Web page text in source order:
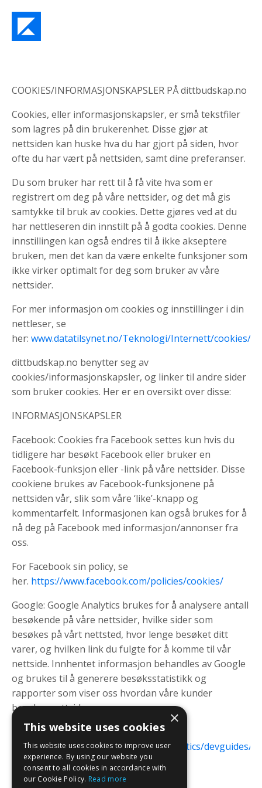
COOKIES/INFORMASJONSKAPSLER PÅ dittbudskap.no
Cookies, eller informasjonskapsler, er små tekstfiler
som lagres på din brukerenhet. Disse gjør at
nettsiden kan huske hva du har gjort på siden, hvor
ofte du har vært på nettsiden, samt dine preferanser.
Du som bruker har rett til å få vite hva som er
registrert om deg på våre nettsider, og det må gis
samtykke til bruk av cookies. Dette gjøres ved at du
har nettleseren din innstilt på å godta cookies. Denne
innstillingen kan også endres til å ikke akseptere
bruken, men det kan da være enkelte funksjoner som
ikke virker optimalt for deg som bruker av våre
nettsider.
For mer informasjon om cookies og innstillinger i din
nettleser, se
her: www.datatilsynet.no/Teknologi/Internett/cookies/
dittbudskap.no benytter seg av
cookies/informasjonskapsler, og linker til andre sider
som bruker cookies. Her er en oversikt over disse:
INFORMASJONSKAPSLER
Facebook: Cookies fra Facebook settes kun hvis du
tidligere har besøkt Facebook eller bruker en
Facebook-funksjon eller -link på våre nettsider. Disse
cookiene brukes av Facebook-funksjonene på
nettsiden vår, slik som våre ‘like’-knapp og
kommentarfelt. Informasjonen kan også brukes for å
nå deg på Facebook med informasjon/annonser fra
oss.
For Facebook sin policy, se
her. https://www.facebook.com/policies/cookies/
Google: Google Analytics brukes for å analysere antall
besøkende på våre nettsider, hvilke sider som
besøkes på vårt nettsted, hvor lenge besøket ditt
varer, og hvilken link du fulgte for å komme til vår
nettside. Innhentet informasjon behandles av Google
og brukes til å generere besøksstatistikk og
rapporter som viser oss hvordan våre kunder
besøker nettsiden.
For Google Analytics sin policy,
se:https://developers.google.com/analytics/devguides/
usage
×
This website uses cookies
This website uses cookies to improve user
experience. By using our website you
consent to all cookies in accordance with
our Cookie Policy. Read more